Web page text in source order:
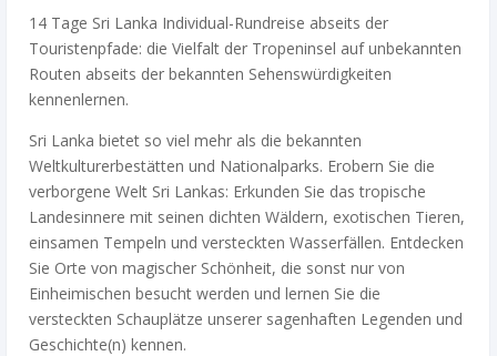
14 Tage Sri Lanka Individual-Rundreise abseits der
Touristenpfade: die Vielfalt der Tropeninsel auf unbekannten
Routen abseits der bekannten Sehenswürdigkeiten
kennenlernen.
Sri Lanka bietet so viel mehr als die bekannten
Weltkulturerbestätten und Nationalparks. Erobern Sie die
verborgene Welt Sri Lankas: Erkunden Sie das tropische
Landesinnere mit seinen dichten Wäldern, exotischen Tieren,
einsamen Tempeln und versteckten Wasserfällen. Entdecken
Sie Orte von magischer Schönheit, die sonst nur von
Einheimischen besucht werden und lernen Sie die
versteckten Schauplätze unserer sagenhaften Legenden und
Geschichte(n) kennen.